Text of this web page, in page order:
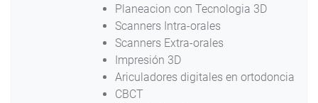
Planeacion con Tecnologia 3D
Scanners Intra-orales
Scanners Extra-orales
Impresión 3D
Ariculadores digitales en ortodoncia
CBCT